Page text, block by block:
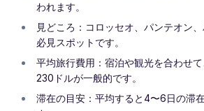
われます。
見どころ：コロッセオ、パンテオン
必見スポットです。
平均旅行費用：宿泊や観光を合わせて
230ドルが一般的です。
滞在の目安：平均すると4〜6日の滞